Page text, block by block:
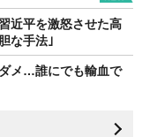
近平を激怒させた高
な手法｣
メ…誰にでも輸血で